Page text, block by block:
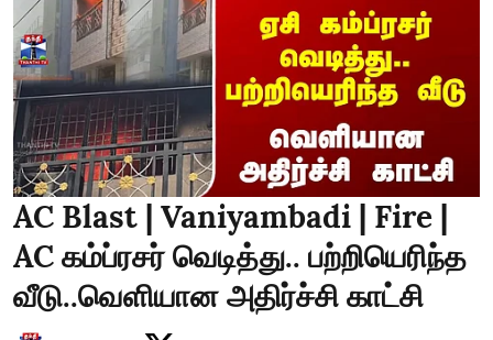
AC Blast | Vaniyambadi | Fire |
AC கம்ப்ரசர் வெடித்து.. பற்றியெரிந்த
வீடு..வெளியான அதிர்ச்சி காட்சி